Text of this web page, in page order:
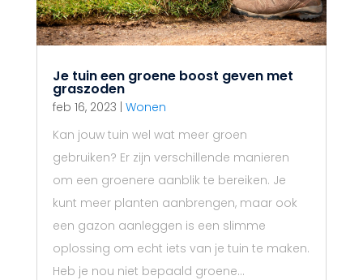
Je tuin een groene boost geven met
graszoden
feb 16, 2023 | Wonen
Kan jouw tuin wel wat meer groen
gebruiken? Er zijn verschillende manieren
om een groenere aanblik te bereiken. Je
kunt meer planten aanbrengen, maar ook
een gazon aanleggen is een slimme
oplossing om echt iets van je tuin te maken.
Heb je nou niet bepaald groene...